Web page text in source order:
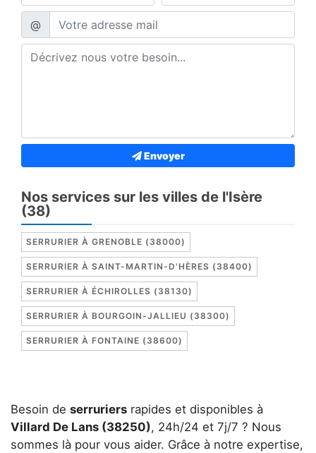
@
Envoyer
Nos services sur les villes de l'Isère
(38)
SERRURIER À GRENOBLE (38000)
SERRURIER À SAINT-MARTIN-D'HÈRES (38400)
SERRURIER À ÉCHIROLLES (38130)
SERRURIER À BOURGOIN-JALLIEU (38300)
SERRURIER À FONTAINE (38600)
Besoin de serruriers rapides et disponibles à
Villard De Lans (38250), 24h/24 et 7j/7 ? Nous
sommes là pour vous aider. Grâce à notre expertise,